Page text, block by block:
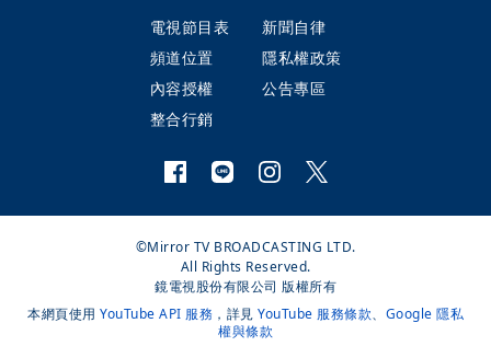
電視節目表
新聞自律
頻道位置
隱私權政策
內容授權
公告專區
整合行銷
©Mirror TV BROADCASTING LTD.
All Rights Reserved.
鏡電視股份有限公司 版權所有
本網頁使用 YouTube API 服務 ，詳見 YouTube 服務條款、 Google 隱私
權與條款